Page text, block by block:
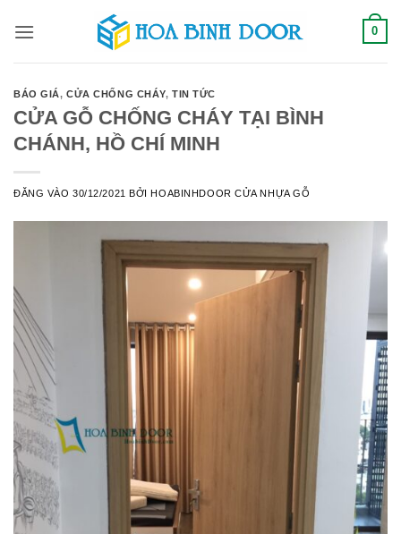
qua
0
BÁO GIÁ,CỬA CHỐNG CHÁY,TIN TỨC
CỬA GỖ CHỐNG CHÁY TẠI BÌNH
CHÁNH, HỒ CHÍ MINH
ĐĂNG VÀO30/12/2021 BỞIHOABINHDOOR CỬA NHỰA GỖ